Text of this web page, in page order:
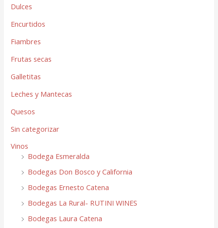
Dulces
Encurtidos
Fiambres
Frutas secas
Galletitas
Leches y Mantecas
Quesos
Sin categorizar
Vinos
Bodega Esmeralda
Bodegas Don Bosco y California
Bodegas Ernesto Catena
Bodegas La Rural- RUTINI WINES
Bodegas Laura Catena